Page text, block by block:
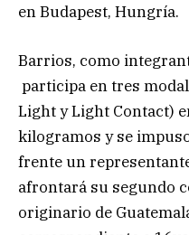
en Budapest, Hungría.
Barrios, como
participa en tres
Light y Light Contact)
kilogramos y se
frente un
afrontará su segundo
originario de